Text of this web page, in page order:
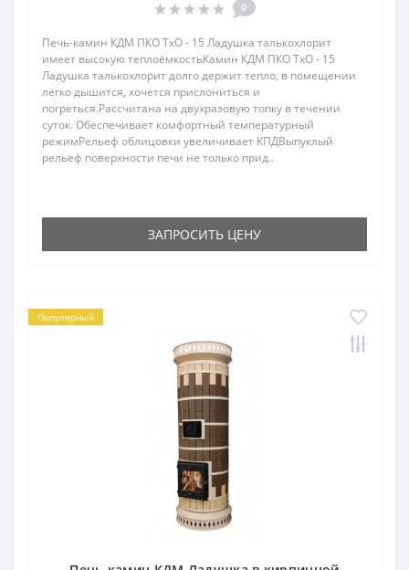
0
Печь-камин КДМ ПКО ТхО - 15 Ладушка талькохлорит
имеет высокую теплоёмкостьКамин КДМ ПКО ТхО - 15
Ладушка талькохлорит долго держит тепло, в помещении
легко дышится, хочется прислониться и
погреться.Рассчитана на двухразовую топку в течении
суток. Обеспечивает комфортный температурный
режимРельеф облицовки увеличивает КПДВыпуклый
рельеф поверхности печи не только прид..
ЗАПРОСИТЬ ЦЕНУ
Популярный